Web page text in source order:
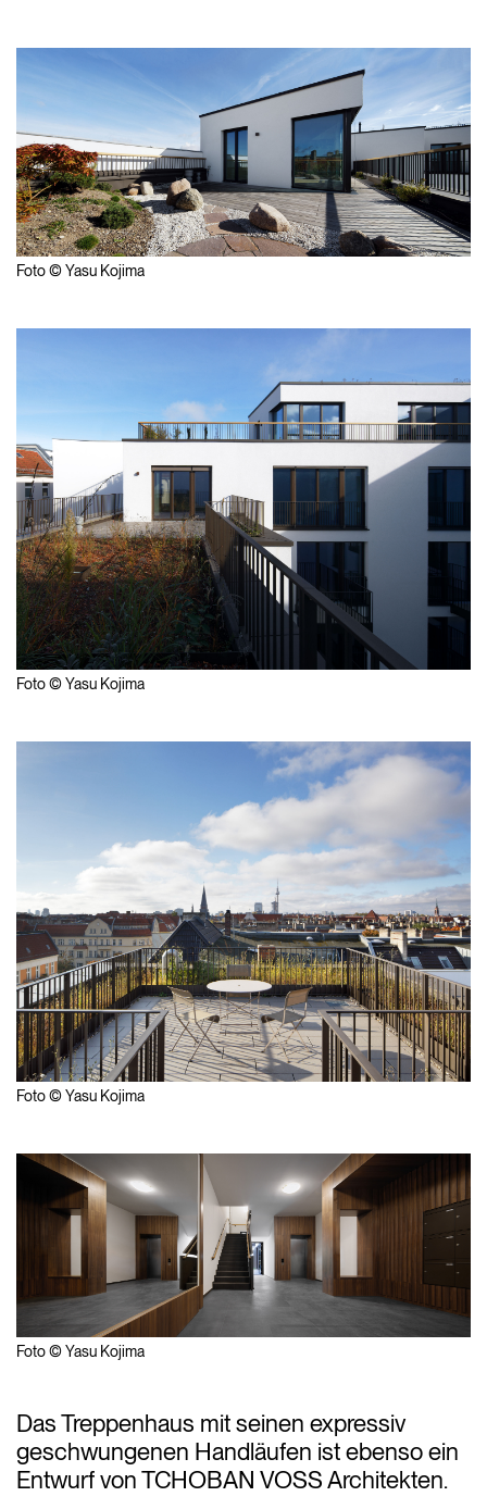
Foto © Yasu Kojima
Foto © Yasu Kojima
Foto © Yasu Kojima
Foto © Yasu Kojima
Das Treppenhaus mit seinen expressiv
geschwungenen Handläufen ist ebenso ein
Entwurf von TCHOBAN VOSS Architekten.